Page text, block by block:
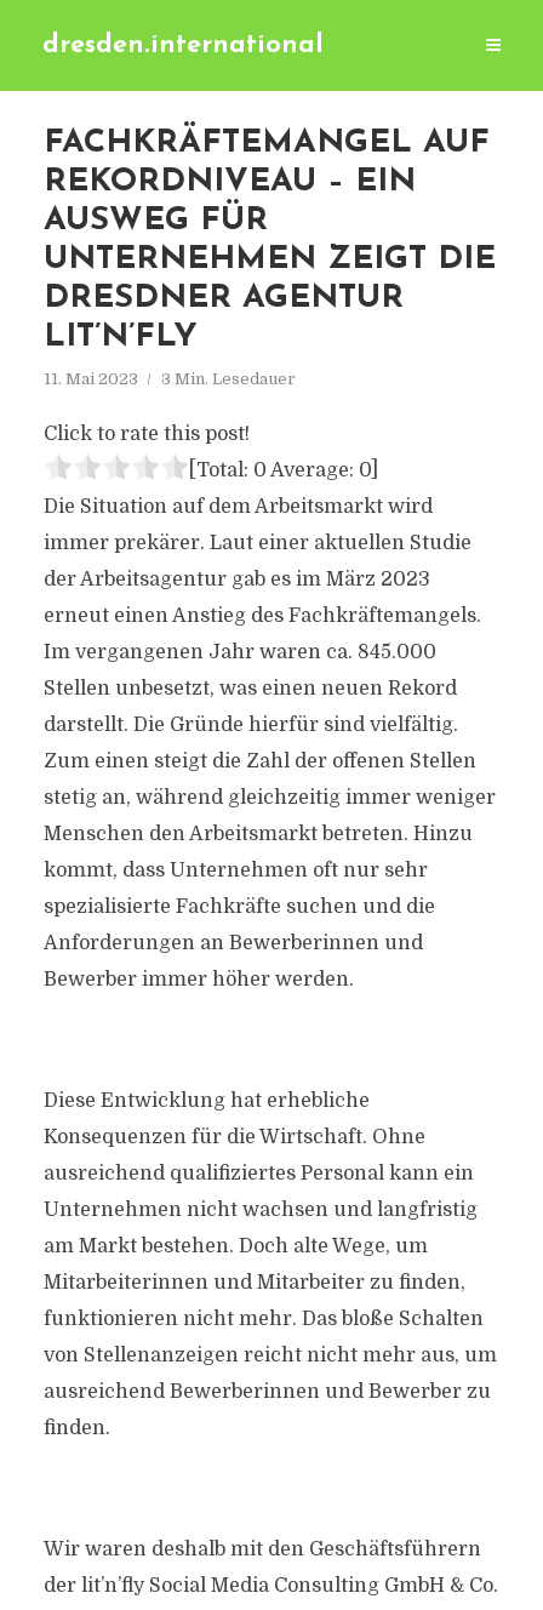
dresden.international
FACHKRÄFTEMANGEL AUF
REKORDNIVEAU – EIN
AUSWEG FÜR
UNTERNEHMEN ZEIGT DIE
DRESDNER AGENTUR
LIT’N’FLY
11. Mai 2023 3 Min. Lesedauer
Click to rate this post!
[Total: 0 Average: 0]
Die Situation auf dem Arbeitsmarkt wird
immer prekärer. Laut einer aktuellen Studie
der Arbeitsagentur gab es im März 2023
erneut einen Anstieg des Fachkräftemangels.
Im vergangenen Jahr waren ca. 845.000
Stellen unbesetzt, was einen neuen Rekord
darstellt. Die Gründe hierfür sind vielfältig.
Zum einen steigt die Zahl der offenen Stellen
stetig an, während gleichzeitig immer weniger
Menschen den Arbeitsmarkt betreten. Hinzu
kommt, dass Unternehmen oft nur sehr
spezialisierte Fachkräfte suchen und die
Anforderungen an Bewerberinnen und
Bewerber immer höher werden.
Diese Entwicklung hat erhebliche
Konsequenzen für die Wirtschaft. Ohne
ausreichend qualifiziertes Personal kann ein
Unternehmen nicht wachsen und langfristig
am Markt bestehen. Doch alte Wege, um
Mitarbeiterinnen und Mitarbeiter zu finden,
funktionieren nicht mehr. Das bloße Schalten
von Stellenanzeigen reicht nicht mehr aus, um
ausreichend Bewerberinnen und Bewerber zu
finden.
Wir waren deshalb mit den Geschäftsführern
der lit’n’fly Social Media Consulting GmbH & Co.